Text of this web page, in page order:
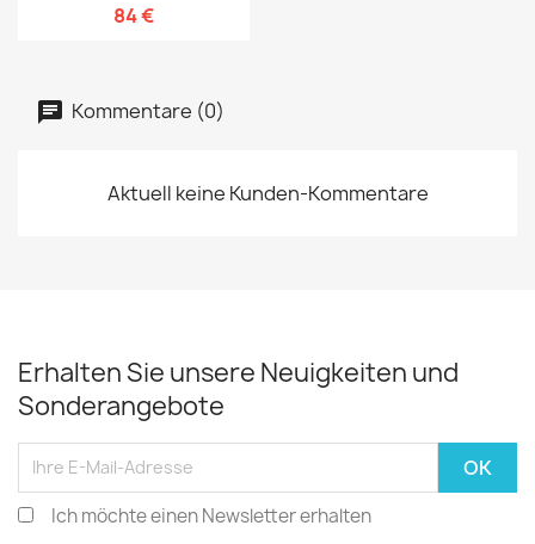
84 €
Kommentare (0)
Aktuell keine Kunden-Kommentare
Erhalten Sie unsere Neuigkeiten und
Sonderangebote
Ich möchte einen Newsletter erhalten